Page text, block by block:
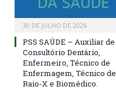
30 DE JULHO DE 2026
PSS SAÚDE – Auxiliar de
Consultório Dentário,
Enfermeiro, Técnico de
Enfermagem, Técnico de
Raio-X e Biomédico.